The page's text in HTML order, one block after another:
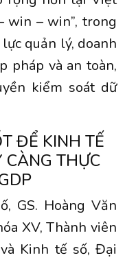
win – win”, trong
quản lý, doanh
pháp và an toàn,
kiểm soát dữ
ĐỂ KINH TẾ
CÀNG THỰC
GS. Hoàng Văn
XV, Thành viên
Kinh tế số, Đại